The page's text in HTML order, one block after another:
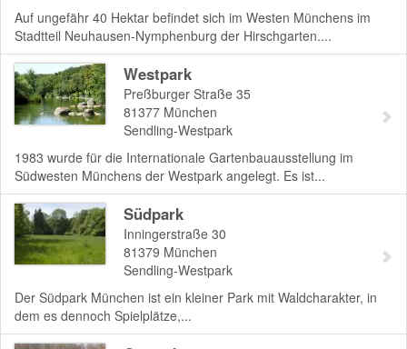
Auf ungefähr 40 Hektar befindet sich im Westen Münchens im
Stadtteil Neuhausen-Nymphenburg der Hirschgarten....
Westpark
Preßburger Straße 35
81377 München
Sendling-Westpark
1983 wurde für die Internationale Gartenbauausstellung im
Südwesten Münchens der Westpark angelegt. Es ist...
Südpark
Inningerstraße 30
81379 München
Sendling-Westpark
Der Südpark München ist ein kleiner Park mit Waldcharakter, in
dem es dennoch Spielplätze,...